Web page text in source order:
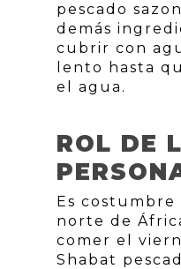
pescado
demás
cubrir con
lento hasta
el agua.
ROL DE
Es costumbre
norte de
comer el
Shabat